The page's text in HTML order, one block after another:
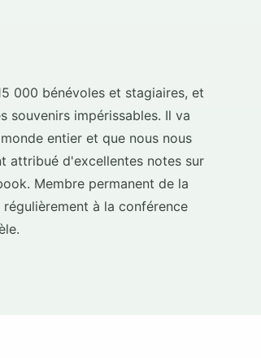
000 bénévoles et stagiaires, et
souvenirs impérissables. Il va
entier et que nous nous
attribué d'excellentes notes sur
Membre permanent de la
à la conférence